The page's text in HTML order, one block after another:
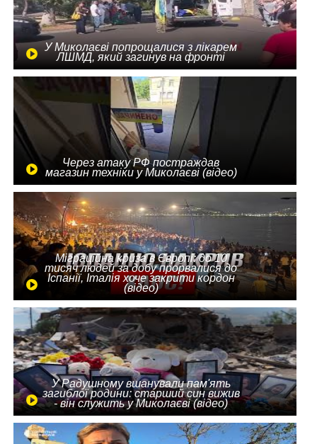
У Миколаєві попрощалися з лікарем
ЛШМД, який загинув на фронті
Через атаку РФ постраждав
магазин техніки у Миколаєві (відео)
Міграційна криза в Європі: до 10
тисяч людей за добу прорвалися до
Іспанії, Італія хоче закрити кордон
(відео)
У Радушному вшанували пам'ять
загиблої родини: старший син вижив
- він служить у Миколаєві (відео)